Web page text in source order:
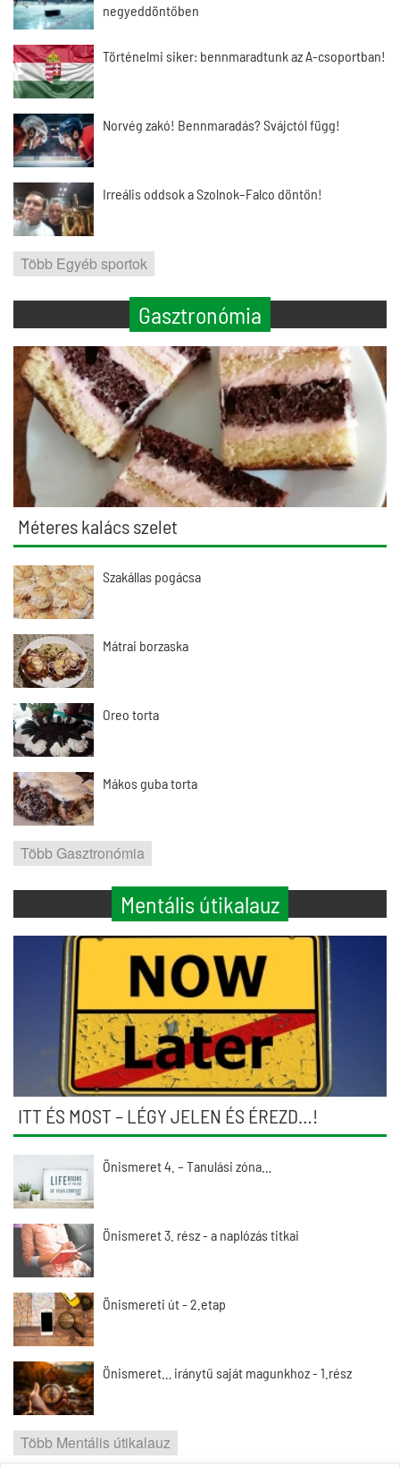
negyeddöntőben
Történelmi siker: bennmaradtunk az A-csoportban!
Norvég zakó! Bennmaradás? Svájctól függ!
Irreális oddsok a Szolnok–Falco döntőn!
Több Egyéb sportok
Gasztronómia
Méteres kalács szelet
Szakállas pogácsa
Mátrai borzaska
Oreo torta
Mákos guba torta
Több Gasztronómia
Mentális útikalauz
ITT ÉS MOST – LÉGY JELEN ÉS ÉREZD…!
Önismeret 4. – Tanulási zóna…
Önismeret 3. rész - a naplózás titkai
Önismereti út - 2.etap
Önismeret… iránytű saját magunkhoz - 1.rész
Több Mentális útikalauz